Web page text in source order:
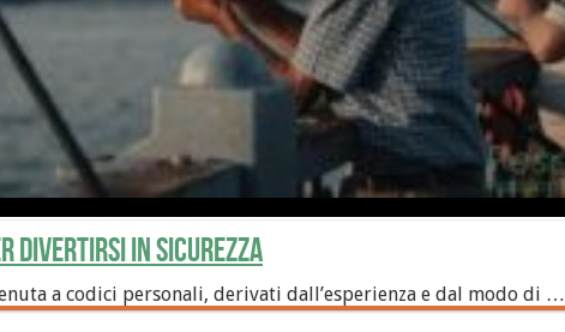
divertirsi in sicurezza
a codici personali, derivati dall’esperienza e dal modo di …